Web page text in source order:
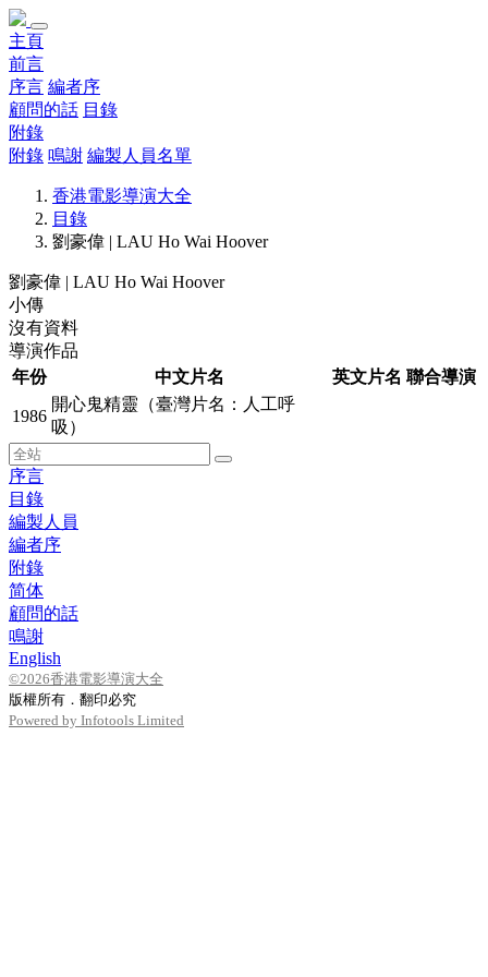
主頁
前言
序言 編者序
顧問的話 目錄
附錄
附錄 鳴謝 編製人員名單
香港電影導演大全
目錄
劉豪偉 | LAU Ho Wai Hoover
劉豪偉 | LAU Ho Wai Hoover
小傳
沒有資料
導演作品
年份
中文片名 英文片名 聯合導演
1986
開心鬼精靈（臺灣片名：人工呼
吸）
序言
目錄
編製人員
編者序
附錄
简体
顧問的話
鳴謝
English
©2026香港電影導演大全
版權所有．翻印必究
Powered by Infotools Limited